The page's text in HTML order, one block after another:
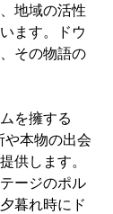
地域の活性
ます。ドウ
その物語の
を擁する
や本物の出会
供します。
ージのポル
暮れ時にド